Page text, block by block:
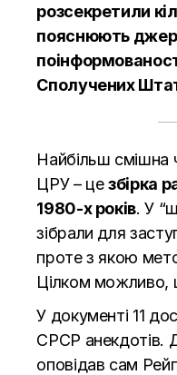
розсекретили
пояснюють
Сполучених
Найбільш смішна
ЦРУ – цезбірка
1980-х років. У
зібрали для
проте з якою
Цілком можливо,
У документі 11
СРСР анекдотів.
оповідав сам